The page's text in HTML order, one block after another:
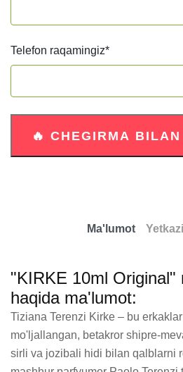
Telefon raqamingiz*
Ma'lumot
"KIRKE 10ml Original"
haqida ma'lumot:
Tiziana Terenzi Kirke – bu
mo'ljallangan, betakror shipre-
sirli va jozibali hidi bilan qalblarni